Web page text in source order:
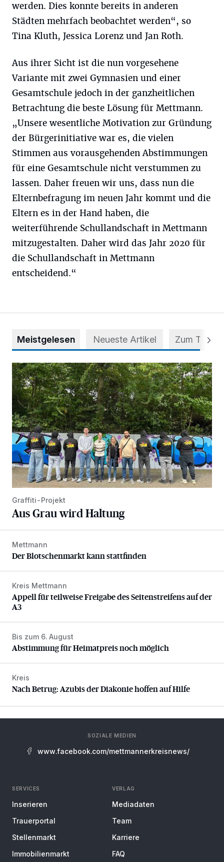
werden. Dies konnte bereits in anderen
Städten mehrfach beobachtet werden“, so
Tina Kluth, Jessica Lorenz und Jan Roth.
Aus ihrer Sicht ist die nun vorgesehene
Variante mit zwei Gymnasien und einer
Gesamtschule jedoch in der ganzheitlichen
Betrachtung die beste Lösung für Mettmann.
„Unsere wesentliche Motivation zur Gründung
der Bürgerinitiative war es, die vielen
Stimmen aus vorausgehenden Abstimmungen
für eine Gesamtschule nicht verstummen zu
lassen. Daher freuen wir uns, dass nun die
Elternbefragung im neuen Jahr kommt und die
Eltern es in der Hand haben, die
weiterführende Schullandschaft in Mettmann
mitzugestalten. Daher wird das Jahr 2020 für
die Schullandschaft in Mettmann
entscheidend.“
Meistgelesen Neueste Artikel Zum Thema
Aus Grau wird Haltung
Graffiti-Projekt
Aus Grau wird Haltung
Der Blotschenmarkt kann stattfinden
Mettmann
Der Blotschenmarkt kann stattfinden
Appell für teilweise Freigabe des Seitenstreifens auf der A3
Kreis Mettmann
Appell für teilweise Freigabe des Seitenstreifens auf der
A3
Abstimmung für Heimatpreis noch möglich
Bis zum 6. August
Abstimmung für Heimatpreis noch möglich
Nach Betrug: Azubis der Diakonie hoffen auf Hilfe
Kreis
Nach Betrug: Azubis der Diakonie hoffen auf Hilfe
SOZIALE MEDIEN
www.facebook.com/mettmannerkreisnews/
SERVICES
Inserieren
Trauerportal
Stellenmarkt
Immobilienmarkt
VERLAG
Mediadaten
Team
Karriere
FAQ